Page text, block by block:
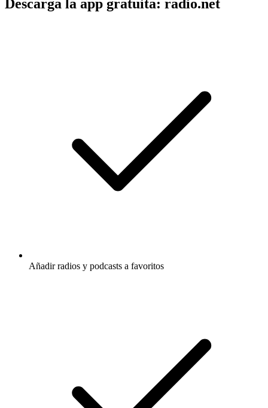
Descarga la app gratuita: radio.net
Añadir radios y podcasts a favoritos